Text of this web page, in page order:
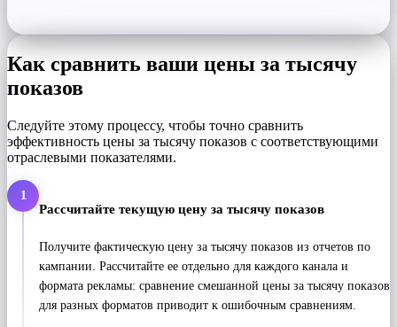
Как сравнить ваши цены за тысячу
показов
Следуйте этому процессу, чтобы точно сравнить
эффективность цены за тысячу показов с соответствующими
отраслевыми показателями.
1
Рассчитайте текущую цену за тысячу показов
Получите фактическую цену за тысячу показов из отчетов по
кампании. Рассчитайте ее отдельно для каждого канала и
формата рекламы: сравнение смешанной цены за тысячу показов
для разных форматов приводит к ошибочным сравнениям.